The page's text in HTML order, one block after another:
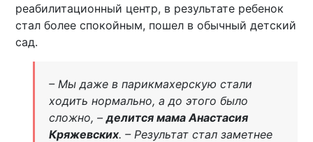
реабилитационный центр, в результате ребенок
стал более спокойным, пошел в обычный детский
сад.
– Мы даже в парикмахерскую стали
ходить нормально, а до этого было
сложно, –делится мама Анастасия
Кряжевских. – Результат стал заметнее